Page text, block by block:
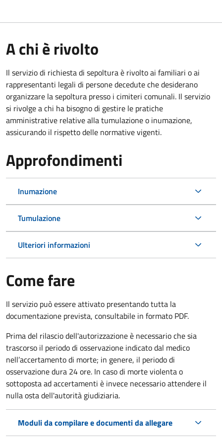
A chi è rivolto
Il servizio di richiesta di sepoltura è rivolto ai familiari o ai
rappresentanti legali di persone decedute che desiderano
organizzare la sepoltura presso i cimiteri comunali. Il servizio
si rivolge a chi ha bisogno di gestire le pratiche
amministrative relative alla tumulazione o inumazione,
assicurando il rispetto delle normative vigenti.
Approfondimenti
Inumazione
Tumulazione
Ulteriori informazioni
Come fare
Il servizio può essere attivato presentando tutta la
documentazione prevista, consultabile in formato PDF.
Prima del rilascio dell'autorizzazione è necessario che sia
trascorso il periodo di osservazione indicato dal medico
nell’accertamento di morte; in genere, il periodo di
osservazione dura 24 ore. In caso di morte violenta o
sottoposta ad accertamenti è invece necessario attendere il
nulla osta dell'autorità giudiziaria.
Moduli da compilare e documenti da allegare